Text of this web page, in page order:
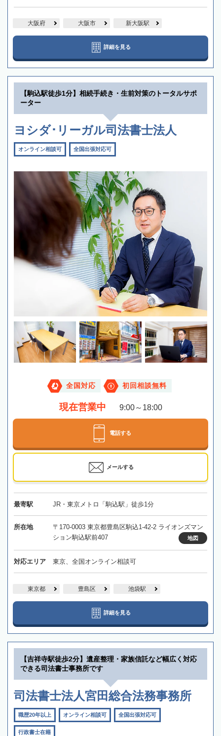
大阪府 大阪市 新大阪駅
詳細を見る
【駒込駅徒歩1分】相続手続き・生前対策のトータルサポ
ーター
ヨシダ･リーガル司法書士法人
オンライン相談可 全国出張対応可
全国対応 初回相談無料
現在営業中 9:00～18:00
電話する
メールする
最寄駅 JR・東京メトロ「駒込駅」徒歩1分
所在地
〒170-0003 東京都豊島区駒込1-42-2 ライオンズマン
ション駒込駅前407
地図
対応エリア 東京、全国オンライン相談可
東京都 豊島区 池袋駅
詳細を見る
【吉祥寺駅徒歩2分】遺産整理・家族信託など幅広く対応
できる司法書士事務所です
司法書士法人宮田総合法務事務所
職歴20年以上 オンライン相談可 全国出張対応可
行政書士在籍